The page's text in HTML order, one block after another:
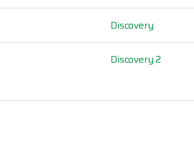
Discovery
Discovery 2